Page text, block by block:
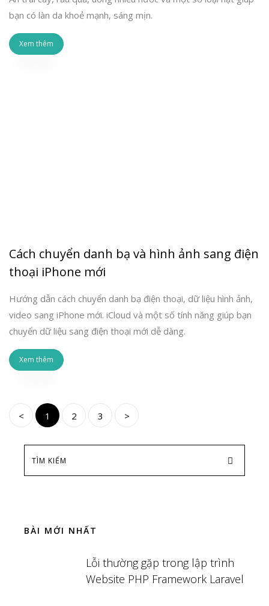
bạn có làn da khoẻ mạnh, sáng mịn.
Xem thêm
Cách chuyển danh bạ và hình ảnh sang điện
thoại iPhone mới
Hướng dẫn cách chuyển danh bạ điện thoại, dữ liệu hình ảnh,
video sang iPhone mới. iCloud và một số tính năng giúp bạn
chuyển dữ liệu sang điện thoại mới dễ dàng.
Xem thêm
< 1 2 3 >
BÀI MỚI NHẤT
Lỗi thường gặp trong lập trình
Website PHP Framework Laravel